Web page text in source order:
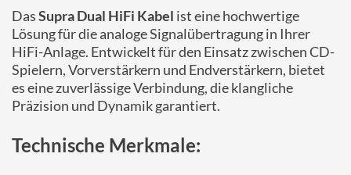
DasSupra Dual HiFi Kabel ist eine hochwertige
Lösung für die analoge Signalübertragung in Ihrer
HiFi-Anlage. Entwickelt für den Einsatz zwischen CD-
Spielern, Vorverstärkern und Endverstärkern, bietet
es eine zuverlässige Verbindung, die klangliche
Präzision und Dynamik garantiert.
Technische Merkmale: